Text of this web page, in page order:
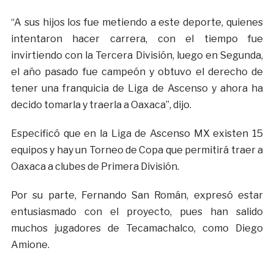
“A sus hijos los fue metiendo a este deporte, quienes
intentaron hacer carrera, con el tiempo fue
invirtiendo con la Tercera División, luego en Segunda,
el año pasado fue campeón y obtuvo el derecho de
tener una franquicia de Liga de Ascenso y ahora ha
decido tomarla y traerla a Oaxaca”, dijo.
Especificó que en la Liga de Ascenso MX existen 15
equipos y hay un Torneo de Copa que permitirá traer a
Oaxaca a clubes de Primera División.
Por su parte, Fernando San Román, expresó estar
entusiasmado con el proyecto, pues han salido
muchos jugadores de Tecamachalco, como Diego
Amione.